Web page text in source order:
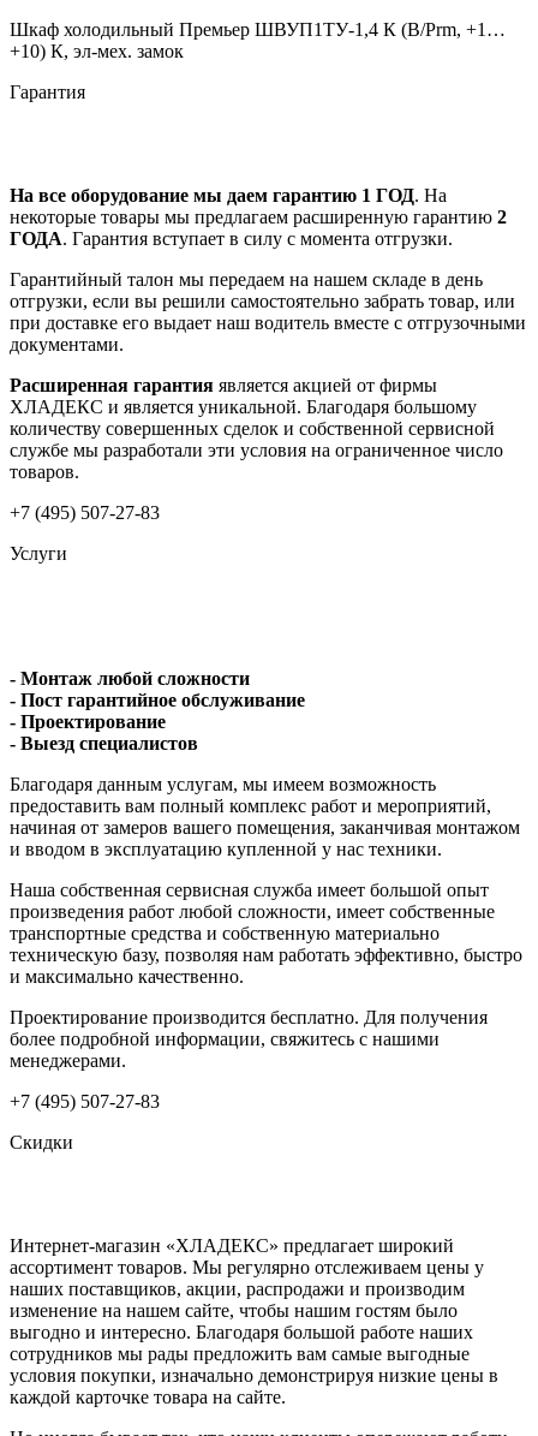
Шкаф холодильный Премьер ШВУП1ТУ-1,4 К (В/Prm, +1…
+10) К, эл-мех. замок
Гарантия
На все оборудование мы даем гарантию 1 ГОД. На
некоторые товары мы предлагаем расширенную гарантию 2
ГОДА. Гарантия вступает в силу с момента отгрузки.
Гарантийный талон мы передаем на нашем складе в день
отгрузки, если вы решили самостоятельно забрать товар, или
при доставке его выдает наш водитель вместе с отгрузочными
документами.
Расширенная гарантия является акцией от фирмы
ХЛАДЕКС и является уникальной. Благодаря большому
количеству совершенных сделок и собственной сервисной
службе мы разработали эти условия на ограниченное число
товаров.
+7 (495) 507-27-83
Услуги
- Монтаж любой сложности
- Пост гарантийное обслуживание
- Проектирование
- Выезд специалистов
Благодаря данным услугам, мы имеем возможность
предоставить вам полный комплекс работ и мероприятий,
начиная от замеров вашего помещения, заканчивая монтажом
и вводом в эксплуатацию купленной у нас техники.
Наша собственная сервисная служба имеет большой опыт
произведения работ любой сложности, имеет собственные
транспортные средства и собственную материально
техническую базу, позволяя нам работать эффективно, быстро
и максимально качественно.
Проектирование производится бесплатно. Для получения
более подробной информации, свяжитесь с нашими
менеджерами.
+7 (495) 507-27-83
Скидки
Интернет-магазин «ХЛАДЕКС» предлагает широкий
ассортимент товаров. Мы регулярно отслеживаем цены у
наших поставщиков, акции, распродажи и производим
изменение на нашем сайте, чтобы нашим гостям было
выгодно и интересно. Благодаря большой работе наших
сотрудников мы рады предложить вам самые выгодные
условия покупки, изначально демонстрируя низкие цены в
каждой карточке товара на сайте.